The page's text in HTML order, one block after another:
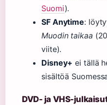
Suomi).
SF Anytime:
Muodin taikaa
viite).
Disney+ ei tällä
sisältöä
DVD- ja VHS-